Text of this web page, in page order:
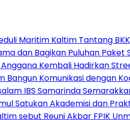
Maritim Kaltim Tantang
dan Bagikan Puluhan
Kembali Hadirkan
Bangun Komunikasi dengan
IBS Samarinda
Satukan Akademisi dan
sebut Reuni Akbar FPIK